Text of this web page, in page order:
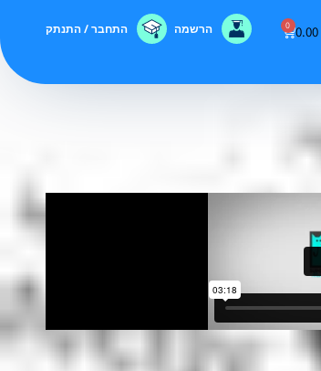
0.00
0 הרשמה התחבר / התנתק